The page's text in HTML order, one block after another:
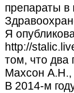
препараты в
Я
http://
том, что два
Махсон А.Н.,
В 2014-м